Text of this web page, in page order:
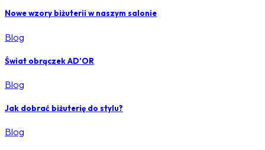
Nowe wzory biżuterii w naszym salonie
Blog
Świat obrączek AD’OR
Blog
Jak dobrać biżuterię do stylu?
Blog